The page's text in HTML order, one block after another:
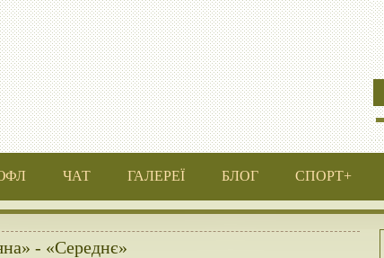
ЧАТ ГАЛЕРЕЇ БЛОГ СПОРТ+
- «Середнє»